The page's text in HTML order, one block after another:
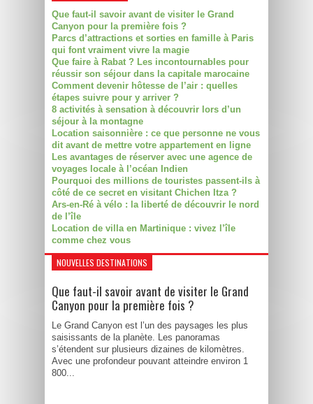
Que faut-il savoir avant de visiter le Grand
Canyon pour la première fois ?
Parcs d’attractions et sorties en famille à Paris
qui font vraiment vivre la magie
Que faire à Rabat ? Les incontournables pour
réussir son séjour dans la capitale marocaine
Comment devenir hôtesse de l’air : quelles
étapes suivre pour y arriver ?
8 activités à sensation à découvrir lors d’un
séjour à la montagne
Location saisonnière : ce que personne ne vous
dit avant de mettre votre appartement en ligne
Les avantages de réserver avec une agence de
voyages locale à l’océan Indien
Pourquoi des millions de touristes passent-ils à
côté de ce secret en visitant Chichen Itza ?
Ars-en-Ré à vélo : la liberté de découvrir le nord
de l’île
Location de villa en Martinique : vivez l’île
comme chez vous
NOUVELLES DESTINATIONS
Que faut-il savoir avant de visiter le Grand
Canyon pour la première fois ?
Le Grand Canyon est l’un des paysages les plus
saisissants de la planète. Les panoramas
s’étendent sur plusieurs dizaines de kilomètres.
Avec une profondeur pouvant atteindre environ 1
800...